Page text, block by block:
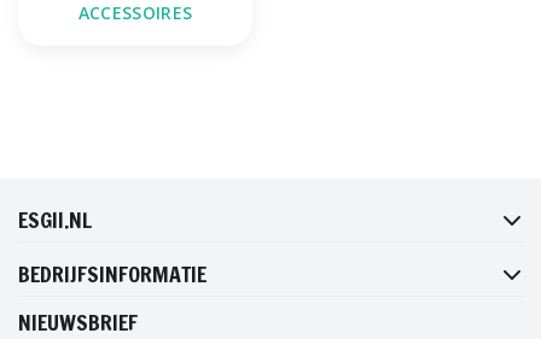
ACCESSOIRES
ESGII.NL
BEDRIJFSINFORMATIE
NIEUWSBRIEF